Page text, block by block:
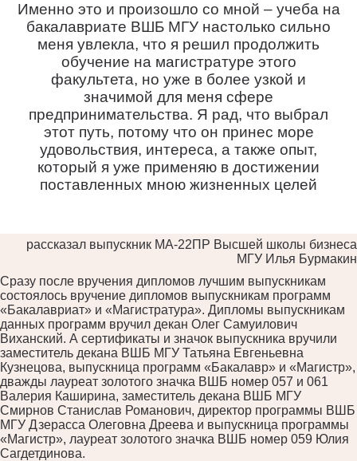
Именно это и произошло со мной – учеба на
бакалавриате ВШБ МГУ настолько сильно
меня увлекла, что я решил продолжить
обучение на магистратуре этого
факультета, но уже в более узкой и
значимой для меня сфере
предпринимательства. Я рад, что выбрал
этот путь, потому что он принес море
удовольствия, интереса, а также опыт,
который я уже применяю в достижении
поставленных мною жизненных целей
рассказал выпускник МА-22ПР Высшей школы бизнеса
МГУ Илья Бурмакин
Сразу после вручения дипломов лучшим выпускникам
состоялось вручение дипломов выпускникам программ
«Бакалавриат» и «Магистратура». Дипломы выпускникам
данных программ вручил декан Олег Самуилович
Виханский. А сертификаты и значок выпускника вручили
заместитель декана ВШБ МГУ Татьяна Евгеньевна
Кузнецова, выпускница программ «Бакалавр» и «Магистр»,
дважды лауреат золотого значка ВШБ номер 057 и 061
Валерия Каширина, заместитель декана ВШБ МГУ
Смирнов Станислав Романович, директор программы ВШБ
МГУ Дзерасса Олеговна Дреева и выпускница программы
«Магистр», лауреат золотого значка ВШБ номер 059 Юлия
Сагдетдинова.